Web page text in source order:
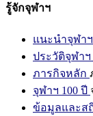
รู้จักจุฬาฯ
แนะนำจุฬาฯ
ประวัติจุฬาฯ
ภารกิจหลัก
จุฬาฯ 100 ปี
ข้อมูลและส